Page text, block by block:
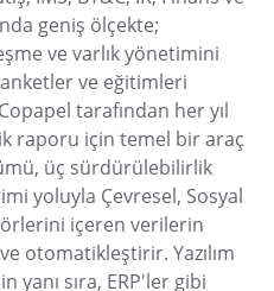
geniş ölçekte;
ve varlık yönetimini
ve eğitimleri
tarafından her yıl
raporu için temel bir araç
üç sürdürülebilirlik
yoluyla Çevresel, Sosyal
içeren verilerin
otomatikleştirir. Yazılım
yanı sıra, ERP'ler gibi